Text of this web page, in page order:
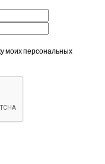
моих персональных